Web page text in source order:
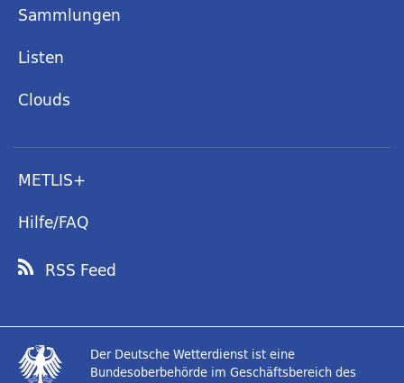
Sammlungen
Listen
Clouds
METLIS+
Hilfe/FAQ
RSS Feed
Der Deutsche Wetterdienst ist eine
Bundesoberbehörde im Geschäftsbereich des